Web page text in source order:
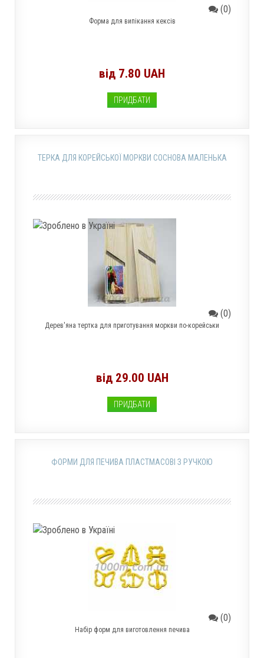
(0)
Форма для випікання кексів
від 7.80 UAH
ПРИДБАТИ
ТЕРКА ДЛЯ КОРЕЙСЬКОЇ МОРКВИ СОСНОВА МАЛЕНЬКА
(0)
Дерев'яна тертка для приготування моркви по-корейськи
від 29.00 UAH
ПРИДБАТИ
ФОРМИ ДЛЯ ПЕЧИВА ПЛАСТМАСОВІ З РУЧКОЮ
(0)
Набір форм для виготовлення печива